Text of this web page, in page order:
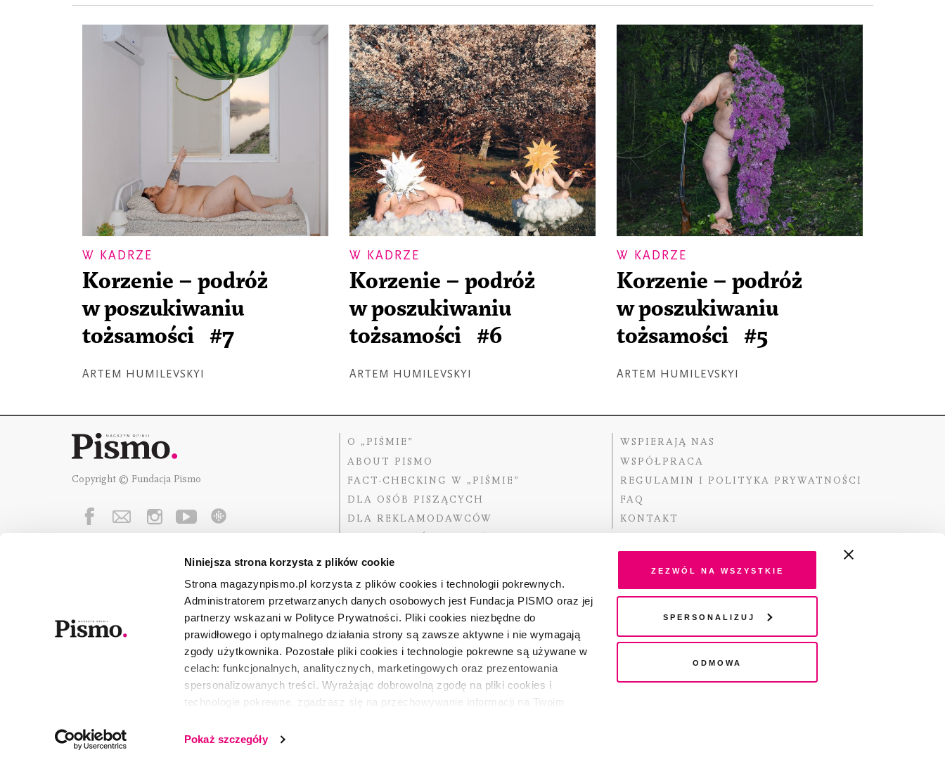
Niniejsza strona korzysta z plików cookie
Strona magazynpismo.pl korzysta z plików cookies i technologii pokrewnych.
Administratorem przetwarzanych danych osobowych jest Fundacja PISMO oraz jej
partnerzy wskazani w Polityce Prywatności. Pliki cookies niezbędne do
prawidłowego i optymalnego działania strony są zawsze aktywne i nie wymagają
zgody użytkownika. Pozostałe pliki cookies i technologie pokrewne są używane w
celach: funkcjonalnych, analitycznych, marketingowych oraz prezentowania
spersonalizowanych treści. Wyrażając dobrowolną zgodę na pliki cookies i
technologie pokrewne, zgadzasz się na przechowywanie informacji na Twoim
wszystkie lub niektóre pliki cookies i technologie pokrewne możesz w każdej chwili
Pokaż szczegóły
Zezwól na wszystkie
Spersonalizuj
Odmowa
W KADRZE
Korzenie – podróż
w poszukiwaniu
tożsamości #7
ARTEM HUMILEVSKYI
W KADRZE
Korzenie – podróż
w poszukiwaniu
tożsamości #6
ARTEM HUMILEVSKYI
W KADRZE
Korzenie – podróż
w poszukiwaniu
tożsamości #5
ARTEM HUMILEVSKYI
Copyright © Fundacja Pismo
O „PIŚMIE”
ABOUT PISMO
FACT-CHECKING W „PIŚMIE”
DLA OSÓB PISZĄCYCH
DLA REKLAMODAWCÓW
WSPIERAJĄ NAS
WSPÓŁPRACA
REGULAMIN I POLITYKA PRYWATNOŚCI
FAQ
KONTAKT
Fundację Pismowspierają:
Dofinansowano ze środków Ministra Kultury i Dziedzictwa
Narodowego pochodzących z Funduszu Promocji Kultury –